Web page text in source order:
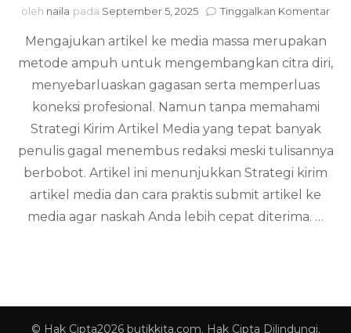
oleh naila pada September 5, 2025 Tinggalkan Komentar
Mengajukan artikel ke media massa merupakan
metode ampuh untuk mengembangkan citra diri,
menyebarluaskan gagasan serta memperluas
koneksi profesional. Namun tanpa memahami
Strategi Kirim Artikel Media yang tepat banyak
penulis gagal menembus redaksi meski tulisannya
berbobot. Artikel ini menunjukkan Strategi kirim
artikel media dan cara praktis submit artikel ke
media agar naskah Anda lebih cepat diterima. …
© Hak Cipta2026 butikkita.com. Hak Cipta Dilindungi.